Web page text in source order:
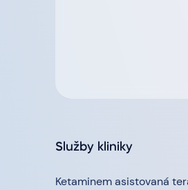
Služby kliniky
Ketaminem asistovaná